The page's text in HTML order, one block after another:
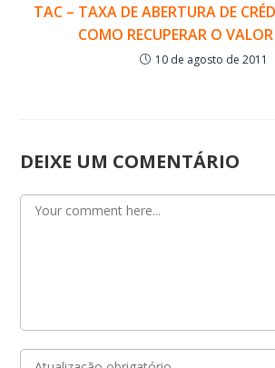
TAC – TAXA DE ABERTURA DE
COMO RECUPERAR O
10 de agosto de 2011
DEIXE UM COMENTÁRIO